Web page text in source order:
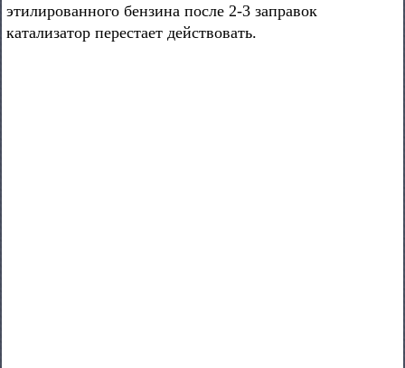
этилированного бензина после 2-3 заправок
катализатор перестает действовать.